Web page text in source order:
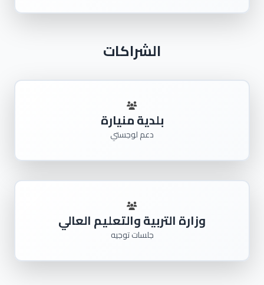
الشراكات
بلدية منيارة
دعم لوجستي
وزارة التربية والتعليم العالي
جلسات توجيه